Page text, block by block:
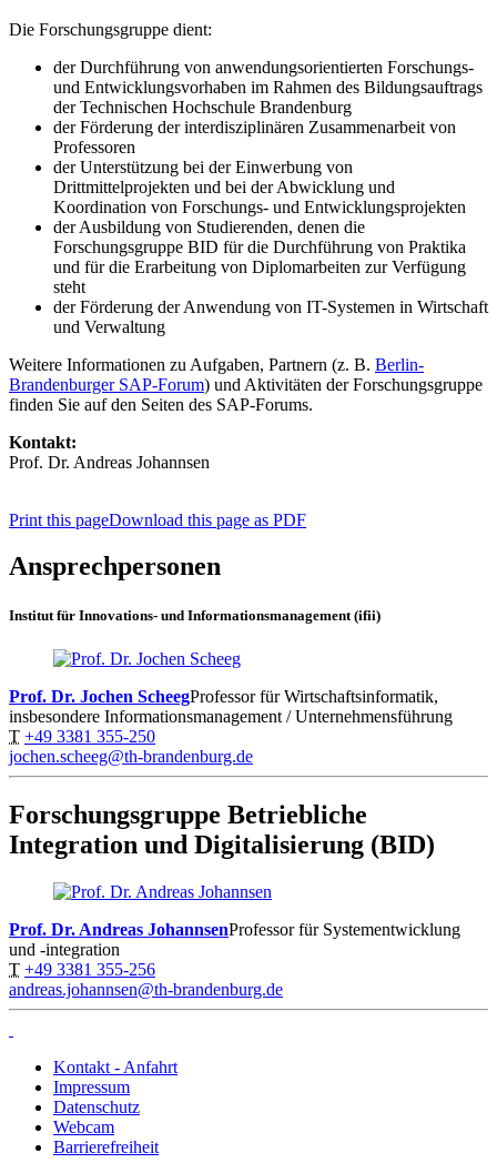
Die Forschungsgruppe dient:
der Durchführung von anwendungsorientierten Forschungs-
und Entwicklungsvorhaben im Rahmen des Bildungsauftrags
der Technischen Hochschule Brandenburg
der Förderung der interdisziplinären Zusammenarbeit von
Professoren
der Unterstützung bei der Einwerbung von
Drittmittelprojekten und bei der Abwicklung und
Koordination von Forschungs- und Entwicklungsprojekten
der Ausbildung von Studierenden, denen die
Forschungsgruppe BID für die Durchführung von Praktika
und für die Erarbeitung von Diplomarbeiten zur Verfügung
steht
der Förderung der Anwendung von IT-Systemen in Wirtschaft
und Verwaltung
Weitere Informationen zu Aufgaben, Partnern (z. B. Berlin-
Brandenburger SAP-Forum) und Aktivitäten der Forschungsgruppe
finden Sie auf den Seiten des SAP-Forums.
Kontakt:
Prof. Dr. Andreas Johannsen
Print this pageDownload this page as PDF
Ansprechpersonen
Institut für Innovations- und Informationsmanagement (ifii)
Prof. Dr. Jochen ScheegProfessor für Wirtschaftsinformatik,
insbesondere Informationsmanagement / Unternehmensführung
T +49 3381 355-250
jochen.scheeg@th-brandenburg.de
Forschungsgruppe Betriebliche
Integration und Digitalisierung (BID)
Prof. Dr. Andreas JohannsenProfessor für Systementwicklung
und -integration
T +49 3381 355-256
andreas.johannsen@th-brandenburg.de
Kontakt - Anfahrt
Impressum
Datenschutz
Webcam
Barrierefreiheit